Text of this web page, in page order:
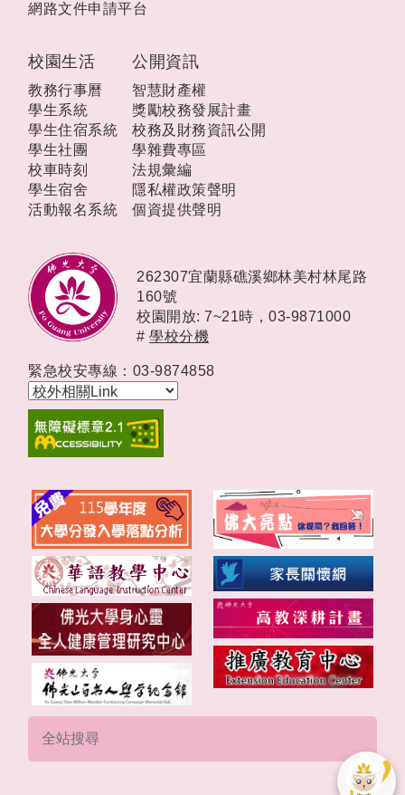
校園生活
教務行事曆
學生系統
學生住宿系統
學生社團
校車時刻
學生宿舍
活動報名系統
公開資訊
智慧財產權
獎勵校務發展計畫
校務及財務資訊公開
學雜費專區
法規彙編
隱私權政策聲明
個資提供聲明
網路文件申請平台
262307宜蘭縣礁溪鄉林美村林尾路
160號
校園開放: 7~21時， 03-9871000
# 學校分機
緊急校安專線：03-9874858